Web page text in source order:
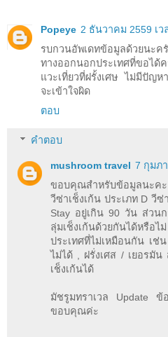
Popeye 2 ธันวาคม 2559 เว
รบกวนอัพเดทข้อมูลด้วยนะ
ทางออกนอกประเทศที่ขอได้
แวะเที่ยวที่ฝรั้งเศษ ไม่มีปัญ
จะเข้าใจผิด
ตอบ
คำตอบ
mushroom travel 7 กุมภ
ขอบคุณสำหรับข้อมูลนะคะ
วีซ่าเช็งเก้น ประเภท D วี
Stay อยู่เกิน 90 วัน ส่วนก
ลุ่มเช็งเก้นด้วยกันได้หรื
ประเทศที่ไม่เหมือนกัน เช่
ไม่ได้ , ฝรั่งเศส / เยอรมัน
เช็งเก้นได้
มัชรูมทราเวล Update ข้
ขอบคุณค่ะ